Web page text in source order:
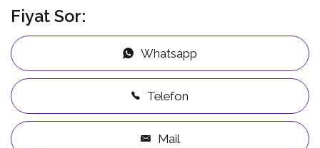
Fiyat Sor:
Whatsapp
Telefon
Mail